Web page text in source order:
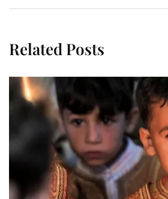
Related Posts